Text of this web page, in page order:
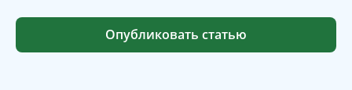
Опубликовать статью